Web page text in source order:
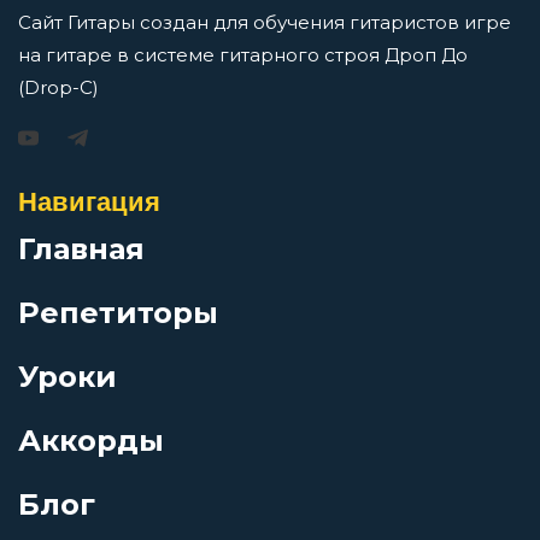
Бессмертная сестра Хо
Блюз диких людей (Иди туда
Блюз простого человека
Игорь Растеряев — Безрукавочка: аккорды для
Просмотров: 15197 чел.
АукцЫон — Возле меня: аккорды для гитары
Перейти
Сайт Гитары создан для обучения гитаристов игре
на гитаре в системе гитарного строя Дроп До
(Drop-C)
Навигация
Главная
Репетиторы
Уроки
Аккорды
Блог